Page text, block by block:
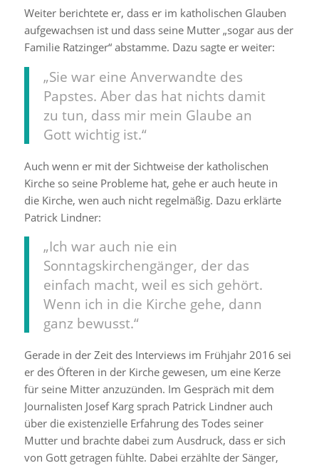
Weiter berichtete er, dass er im katholischen Glauben
aufgewachsen ist und dass seine Mutter „sogar aus der
Familie Ratzinger“ abstamme. Dazu sagte er weiter:
„Sie war eine Anverwandte des
Papstes. Aber das hat nichts damit
zu tun, dass mir mein Glaube an
Gott wichtig ist.“
Auch wenn er mit der Sichtweise der katholischen
Kirche so seine Probleme hat, gehe er auch heute in
die Kirche, wen auch nicht regelmäßig. Dazu erklärte
Patrick Lindner:
„Ich war auch nie ein
Sonntagskirchengänger, der das
einfach macht, weil es sich gehört.
Wenn ich in die Kirche gehe, dann
ganz bewusst.“
Gerade in der Zeit des Interviews im Frühjahr 2016 sei
er des Öfteren in der Kirche gewesen, um eine Kerze
für seine Mitter anzuzünden. Im Gespräch mit dem
Journalisten Josef Karg sprach Patrick Lindner auch
über die existenzielle Erfahrung des Todes seiner
Mutter und brachte dabei zum Ausdruck, dass er sich
von Gott getragen fühlte. Dabei erzählte der Sänger,